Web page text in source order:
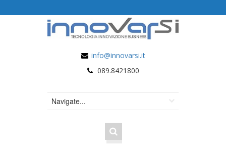
info@innovarsi.it
089.8421800